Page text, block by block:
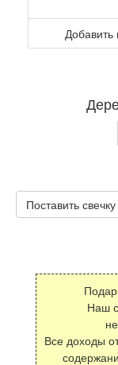
Добавить
Поставить свечку
Наш
Все доходы